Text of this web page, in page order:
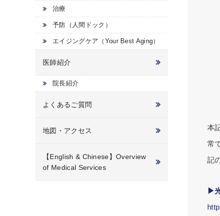
本
常
記
▶
治療
予防（人間ドック）
エイジングケア（Your Best Aging）
医師紹介
院長紹介
よくあるご質問
地図・アクセス
【English & Chinese】Overview
of Medical Services